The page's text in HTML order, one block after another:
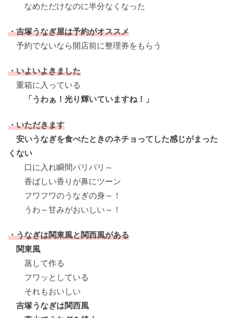
なめただけなのに半分なくなった
・吉塚うなぎ屋は予約がオススメ
予約でないなら開店前に整理券をもらう
・いよいよきました
重箱に入っている
「うわぁ！光り輝いていますね！」
・いただきます
安いうなぎを食べたときのネチョってした感じがまった
くない
口に入れ瞬間パリパリ～
香ばしい香りが鼻にツーン
フワフワのうなぎの身～！
うわ～甘みがおいしい～！
・うなぎは関東風と関西風がある
関東風
蒸して作る
フワッとしている
それもおいしい
吉塚うなぎは関西風